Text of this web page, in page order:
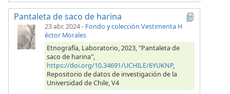
Pantaleta de saco de harina
23 abr. 2024- Fondo y colección Vestimenta H
éctor Morales
Etnografía, Laboratorio, 2023, "Pantaleta de
saco de harina",
https://doi.org/10.34691/UCHILE/6YUKNP,
Repositorio de datos de investigación de la
Universidad de Chile, V4